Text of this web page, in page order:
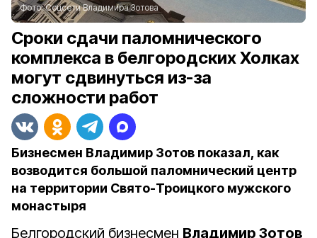
Фото:Соцсети Владимира Зотова
Сроки сдачи паломнического
комплекса в белгородских Холках
могут сдвинуться из-за
сложности работ
Бизнесмен Владимир Зотов показал, как
возводится большой паломнический центр
на территории Свято-Троицкого мужского
монастыря
Белгородский бизнесмен Владимир Зотов